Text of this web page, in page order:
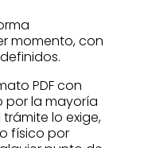
momento, con
PDF con
por la mayoría
lo exige,
físico por